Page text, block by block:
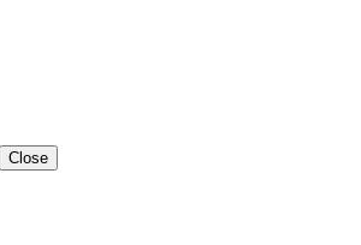
Close